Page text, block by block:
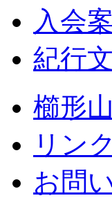
入会
紀行文
櫛形
リンク
お問